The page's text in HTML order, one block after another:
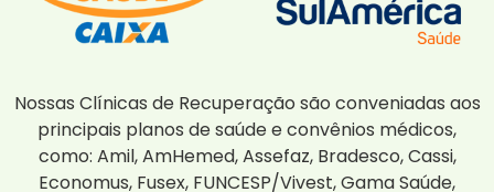
Nossas Clínicas de Recuperação são conveniadas aos
principais planos de saúde e convênios médicos,
como: Amil, AmHemed, Assefaz, Bradesco, Cassi,
Economus, Fusex, FUNCESP/Vivest, Gama Saúde,